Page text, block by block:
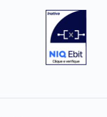
DE ORDEM